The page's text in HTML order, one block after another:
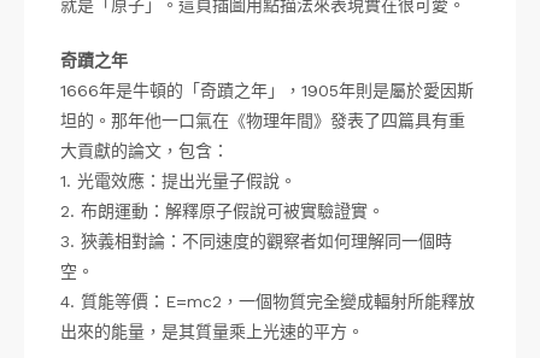
就是「原子」。這頁插圖用點描法來表現實在很可愛。
奇蹟之年
1666年是牛頓的「奇蹟之年」，1905年則是屬於愛因斯
坦的。那年他一口氣在《物理年間》發表了四篇具有重
大貢獻的論文，包含：
1. 光電效應：提出光量子假說。
2. 布朗運動：解釋原子假說可被實驗證實。
3. 狹義相對論：不同速度的觀察者如何理解同一個時
空。
4. 質能等價：E=mc2，一個物質完全變成輻射所能釋放
出來的能量，是其質量乘上光速的平方。